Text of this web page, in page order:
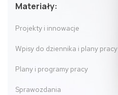
Materiały:
Projekty i innowacje
Wpisy do dziennika i plany pracy
Plany i programy pracy
Sprawozdania